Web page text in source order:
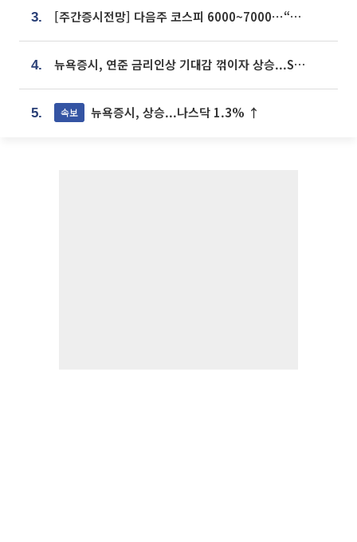
3. [주간증시전망] 다음주 코스피 6000~7000⋯“外人 수급은 정책이 변수”
4. 뉴욕증시, 연준 금리인상 기대감 꺾이자 상승...S&P500 사상 최고치 [종합]
5. 속보 뉴욕증시, 상승...나스닥 1.3% ↑